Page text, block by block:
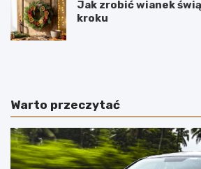
Jak zrobić wianek
kroku
J
p
o
l
s
k
W
y
m
e
n
n
Warto przeczytać